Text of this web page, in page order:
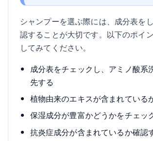
シャンプーを選ぶ際には、成分表を
認することが大切です。以下のポイ
してみてください。
成分表をチェックし、アミノ酸系
先する
植物由来のエキスが含まれている
保湿成分が豊富かどうかをチェッ
抗炎症成分が含まれているか確認